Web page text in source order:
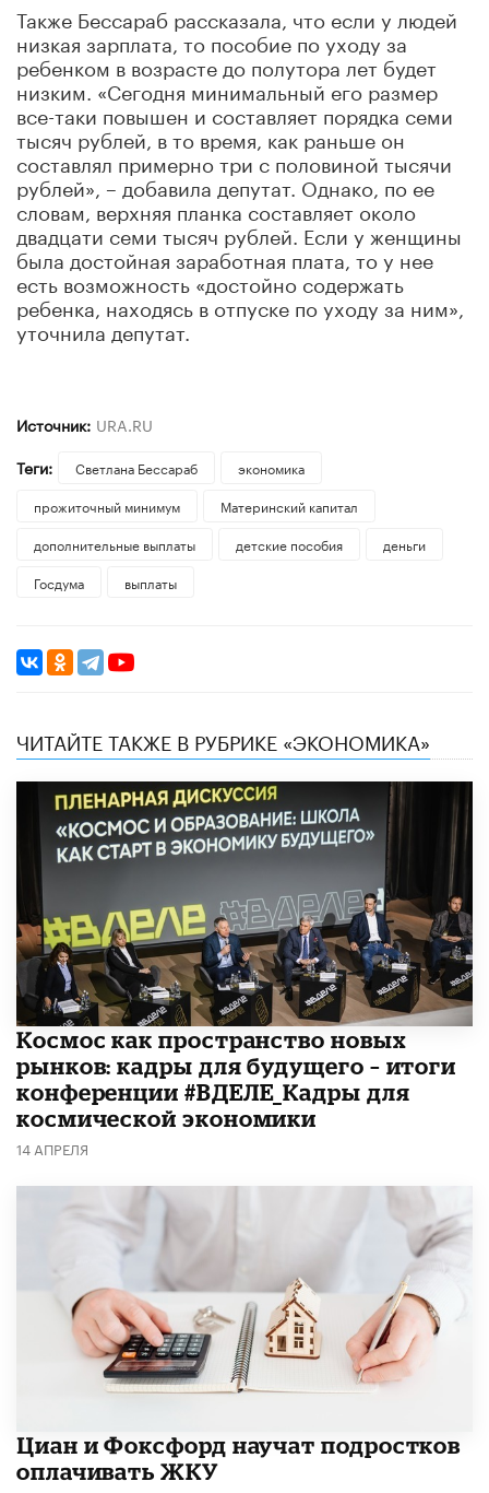
Также Бессараб рассказала, что если у людей
низкая зарплата, то пособие по уходу за
ребенком в возрасте до полутора лет будет
низким. «Сегодня минимальный его размер
все-таки повышен и составляет порядка семи
тысяч рублей, в то время, как раньше он
составлял примерно три с половиной тысячи
рублей», – добавила депутат. Однако, по ее
словам, верхняя планка составляет около
двадцати семи тысяч рублей. Если у женщины
была достойная заработная плата, то у нее
есть возможность «достойно содержать
ребенка, находясь в отпуске по уходу за ним»,
уточнила депутат.
Источник: URA.RU
Теги:
Светлана Бессараб
экономика
прожиточный минимум
Материнский капитал
дополнительные выплаты
детские пособия
деньги
Госдума
выплаты
ЧИТАЙТЕ ТАКЖЕ В РУБРИКЕ «ЭКОНОМИКА»
Космос как пространство новых
рынков: кадры для будущего – итоги
конференции #ВДЕЛЕ_Кадры для
космической экономики
14 АПРЕЛЯ
Циан и Фоксфорд научат подростков
оплачивать ЖКУ